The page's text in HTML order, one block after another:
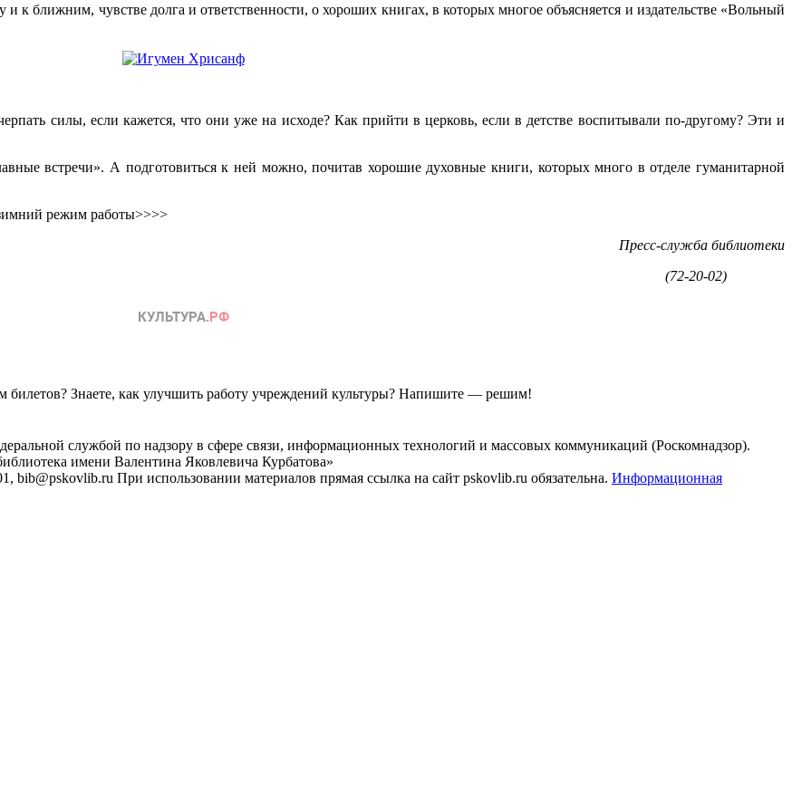
к ближним, чувстве долга и ответственности, о хороших книгах, в которых многое объясняется и издательстве «Вольный
силы, если кажется, что они уже на исходе? Как прийти в церковь, если в детстве воспитывали по-другому? Эти и
встречи». А подготовиться к ней можно, почитав хорошие духовные книги, которых много в отделе гуманитарной
режим работы>>>>
Пресс-служба библиотеки
(72-20-02)
Знаете, как улучшить работу учреждений культуры? Напишите — решим!
службой по надзору в сфере связи, информационных технологий и массовых коммуникаций (Роскомнадзор).
имени Валентина Яковлевича Курбатова»
bib@pskovlib.ru При использовании материалов прямая ссылка на сайт pskovlib.ru обязательна. Информационная